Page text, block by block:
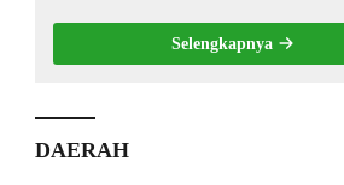
Selengkapnya
DAERAH